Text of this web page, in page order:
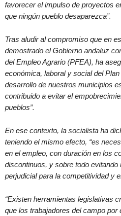
favorecer el impulso de proyectos
que ningún pueblo desaparezca”.
Tras aludir al compromiso que en
demostrado el Gobierno andaluz
del Empleo Agrario (PFEA), ha
económica, laboral y social del
desarrollo de nuestros municipios
contribuido a evitar el
pueblos”.
En ese contexto, la socialista ha
teniendo el mismo efecto, “es
en el empleo, con duración en los
discontinuos, y sobre todo
perjudicial para la competitividad y
“Existen herramientas legislativas
que los trabajadores del campo por